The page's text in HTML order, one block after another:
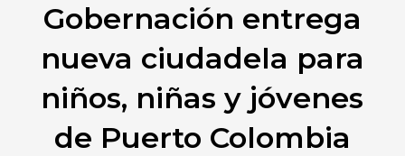
Gobernación entrega
nueva ciudadela para
niños, niñas y jóvenes
de Puerto Colombia